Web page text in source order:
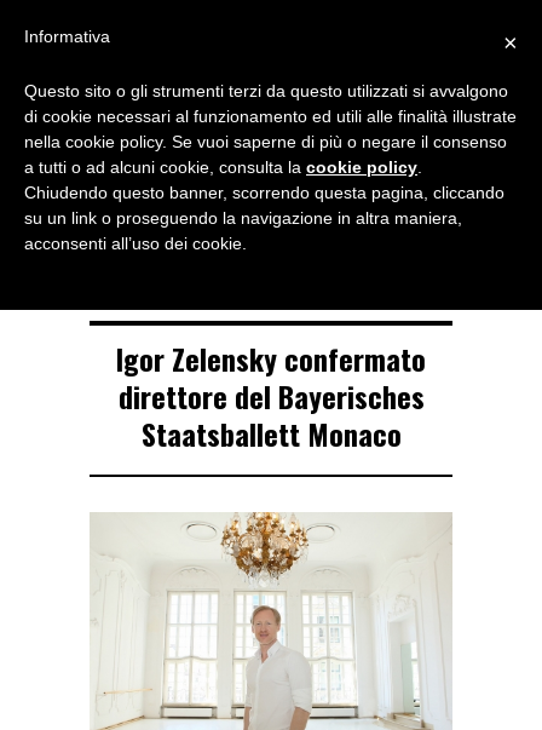
NOTIZIE DI DANZA IN ITALIA E ALL’ESTERO, PER DANZATORI,
TAG ARCHIVE
Igor Zelensky
Igor Zelensky confermato
direttore del Bayerisches
Staatsballett Monaco
×
Informativa
Questo sito o gli strumenti terzi da questo utilizzati si avvalgono
di cookie necessari al funzionamento ed utili alle finalità illustrate
nella cookie policy. Se vuoi saperne di più o negare il consenso
a tutti o ad alcuni cookie, consulta la cookie policy
Chiudendo questo banner, scorrendo questa pagina, cliccando
su un link o proseguendo la navigazione in altra maniera,
acconsenti all’uso dei cookie.